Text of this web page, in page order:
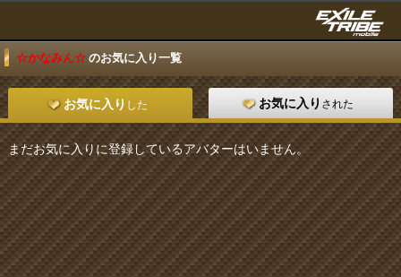
☆かなみん☆ のお気に入り一覧
お気に入り した お気に入り された
まだお気に入りに登録しているアバターはいません。